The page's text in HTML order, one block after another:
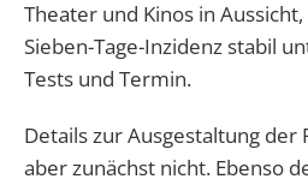
Theater und Kinos in
Sieben-Tage-Inzidenz stabil
Tests und Termin.
Details zur Ausgestaltung der
aber zunächst nicht. Ebenso